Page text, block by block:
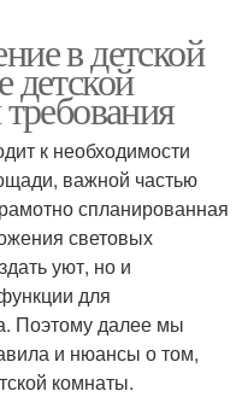
в детской
детской
к необходимости
важной частью
спланированная
световых
уют, но и
для
Поэтому далее мы
и нюансы о том,
комнаты.